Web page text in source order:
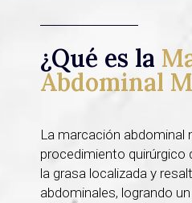
¿Qué es la
Abdominal
La marcación abdominal
procedimiento quirúrgico
la grasa localizada y
abdominales, logrando